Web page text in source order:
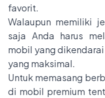
favorit.
Walaupun memiliki
saja Anda harus
mobil yang
yang maksimal.
Untuk memasang
di mobil premium